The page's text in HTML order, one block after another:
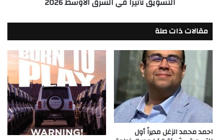
2026
مقالات ذات صلة
احمد محمد الزغل مديراً أول